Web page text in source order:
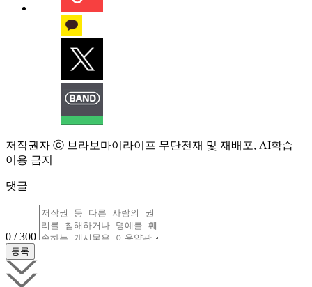
저작권자 ⓒ 브라보마이라이프 무단전재 및 재배포, AI학습
이용 금지
댓글
0 / 300